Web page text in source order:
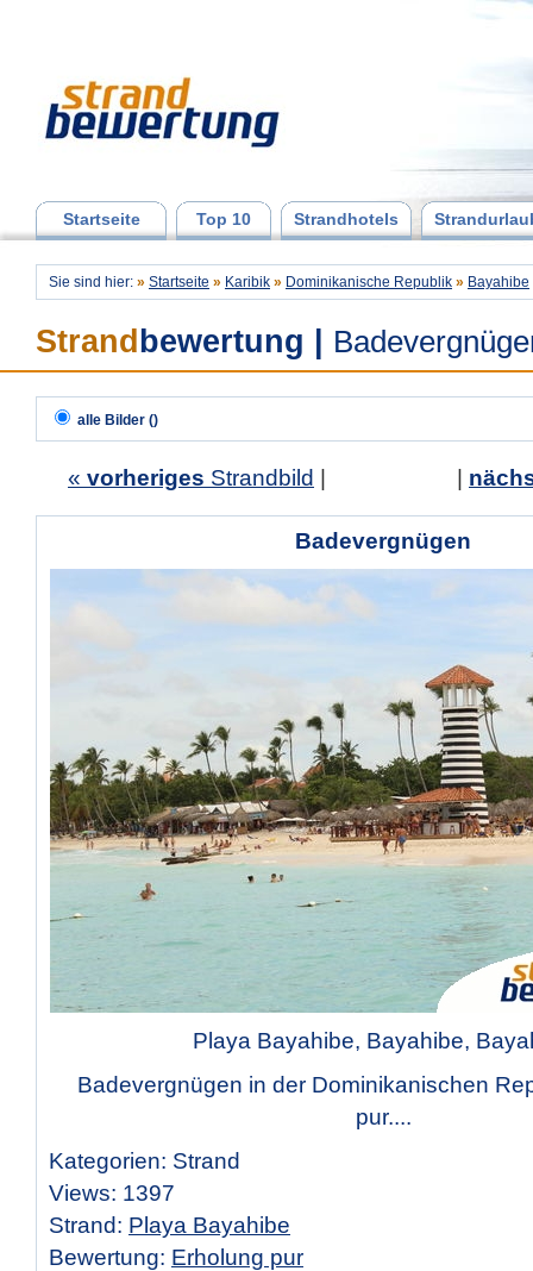
Startseite Top 10 Strandhotels
Sie sind hier: » Startseite » Karibik » Dominikanische Republik » Bayahibe
Strand bewertung
alle Bilder ()
« vorheriges Strandbild
Badevergnügen
Playa Bayahibe, Bayahibe,
Badevergnügen in der Dominikanischen
pur....
Kategorien: Strand
Views: 1397
Strand: Playa Bayahibe
Bewertung: Erholung pur